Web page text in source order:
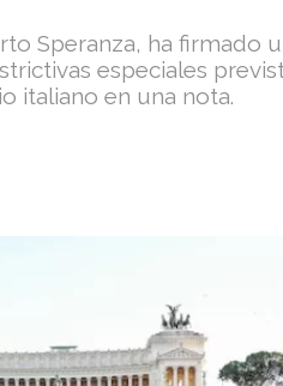
Speranza, ha firmado
especiales
italiano en una nota.